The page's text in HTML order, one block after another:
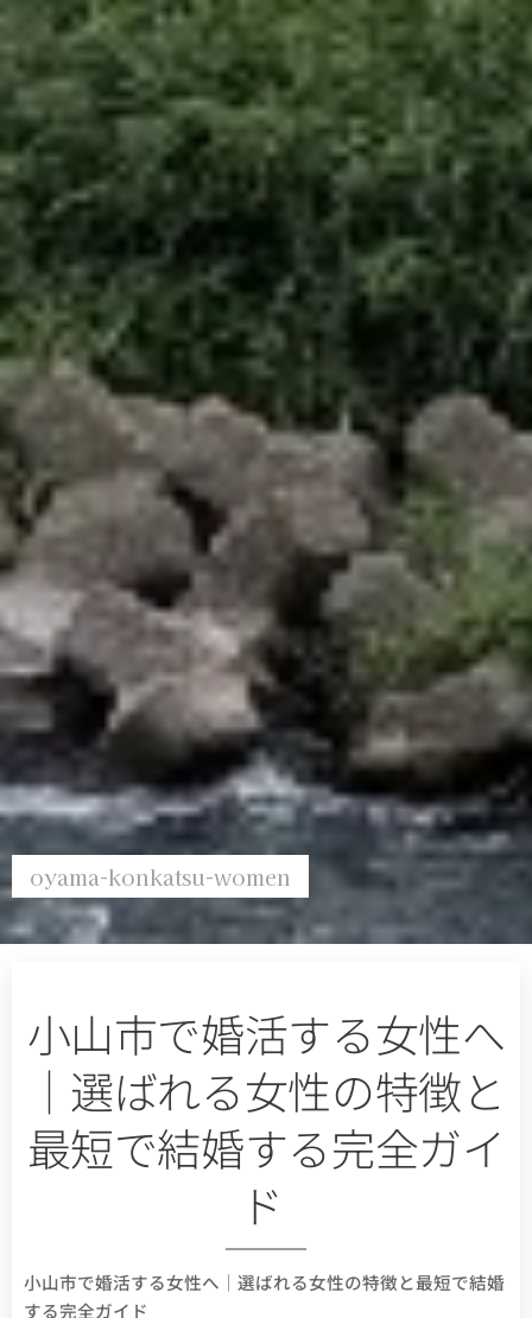
oyama-konkatsu-women
小山市で婚活する女性へ
｜選ばれる女性の特徴と
最短で結婚する完全ガイ
ド
小山市で婚活する女性へ｜選ばれる女性の特徴と最短で結婚
する完全ガイド